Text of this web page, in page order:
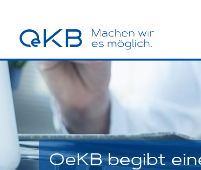
OeKB begibt